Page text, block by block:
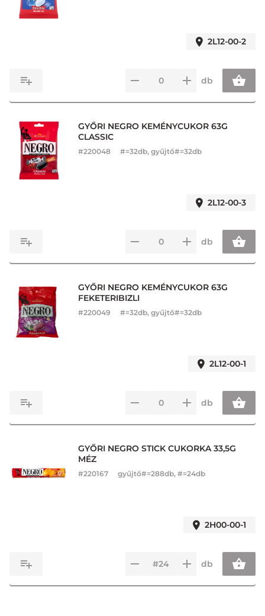
2L12-00-2
db
GYŐRI NEGRO KEMÉNYCUKOR 63G
CLASSIC
#220048 #=32db, gyűjtő#=32db
2L12-00-3
db
GYŐRI NEGRO KEMÉNYCUKOR 63G
FEKETERIBIZLI
#220049 #=32db, gyűjtő#=32db
2L12-00-1
db
GYŐRI NEGRO STICK CUKORKA 33,5G
MÉZ
#220167 gyűjtő#=288db, #=24db
2H00-00-1
db